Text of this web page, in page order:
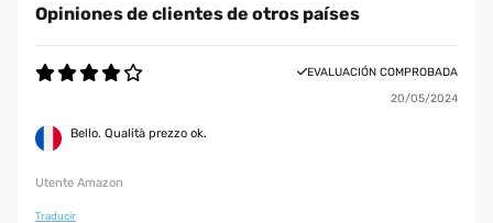
Opiniones de clientes de otros países
EVALUACIÓN COMPROBADA
20/05/2024
Bello. Qualità prezzo ok.
Utente Amazon
Traducir